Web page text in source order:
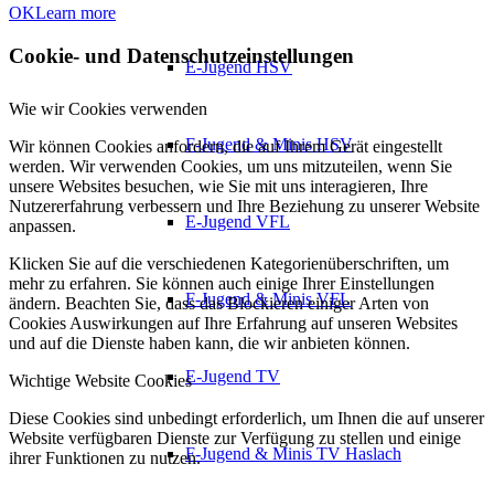
E-Jugend HSV
F-Jugend & Minis HSV
E-Jugend VFL
F-Jugend & Minis VFL
E-Jugend TV
F-Jugend & Minis TV Haslach
OKLearn more
Cookie- und Datenschutzeinstellungen
Wie wir Cookies verwenden
Wir können Cookies anfordern, die auf Ihrem Gerät eingestellt
werden. Wir verwenden Cookies, um uns mitzuteilen, wenn Sie
unsere Websites besuchen, wie Sie mit uns interagieren, Ihre
Nutzererfahrung verbessern und Ihre Beziehung zu unserer Website
anpassen.
Klicken Sie auf die verschiedenen Kategorienüberschriften, um
mehr zu erfahren. Sie können auch einige Ihrer Einstellungen
ändern. Beachten Sie, dass das Blockieren einiger Arten von
Cookies Auswirkungen auf Ihre Erfahrung auf unseren Websites
und auf die Dienste haben kann, die wir anbieten können.
Wichtige Website Cookies
Diese Cookies sind unbedingt erforderlich, um Ihnen die auf unserer
Website verfügbaren Dienste zur Verfügung zu stellen und einige
ihrer Funktionen zu nutzen.